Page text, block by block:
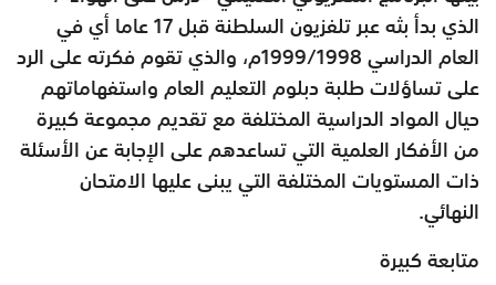
الذي بدأ بثه عبر تلفزيون السلطنة قبل 17 عاما أي في
العام الدراسي 1998/‏‏1999م، والذي تقوم فكرته على الرد
على تساؤلات طلبة دبلوم التعليم العام واستفهاماتهم
حيال المواد الدراسية المختلفة مع تقديم مجموعة كبيرة
من الأفكار العلمية التي تساعدهم على الإجابة عن الأسئلة
ذات المستويات المختلفة التي يبنى عليها الامتحان
النهائي.
متابعة كبيرة